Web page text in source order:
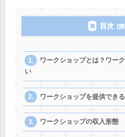
目次
ワークショップとは？ワー
い
ワークショップを提供でき
ワークショップの収入形態